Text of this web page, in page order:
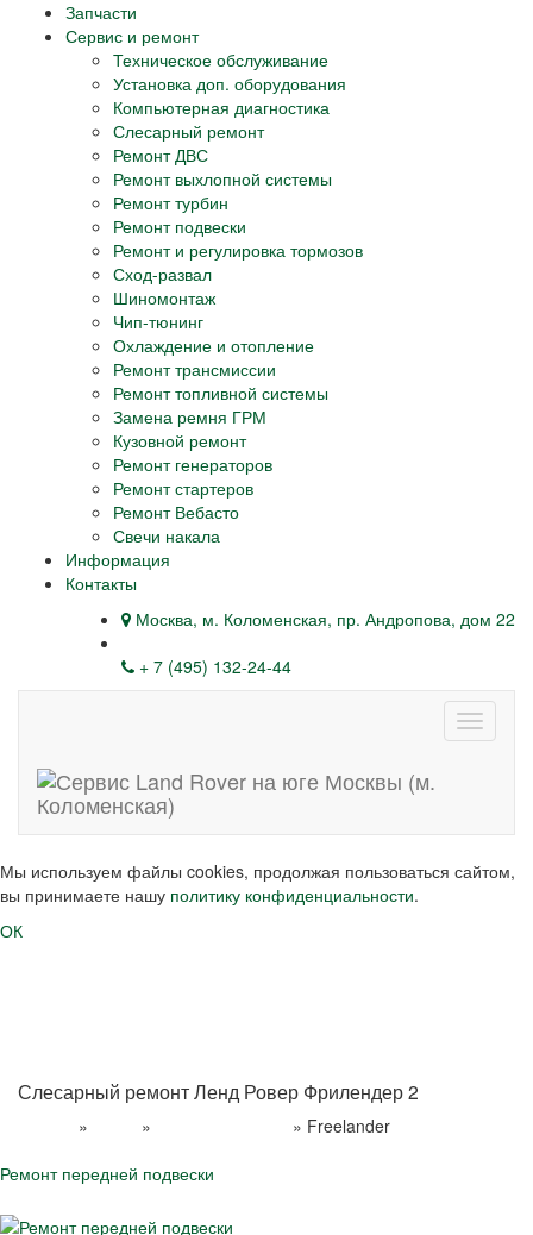
Запчасти
Сервис и ремонт
Техническое обслуживание
Установка доп. оборудования
Компьютерная диагностика
Слесарный ремонт
Ремонт ДВС
Ремонт выхлопной системы
Ремонт турбин
Ремонт подвески
Ремонт и регулировка тормозов
Сход-развал
Шиномонтаж
Чип-тюнинг
Охлаждение и отопление
Ремонт трансмиссии
Ремонт топливной системы
Замена ремня ГРМ
Кузовной ремонт
Ремонт генераторов
Ремонт стартеров
Ремонт Вебасто
Свечи накала
Информация
Контакты
Москва, м. Коломенская, пр. Андропова, дом 22
+ 7 (495) 132-24-44
Мы используем файлы cookies, продолжая пользоваться сайтом,
вы принимаете нашу политику конфиденциальности.
ОК
Слесарный ремонт Ленд Ровер Фрилендер 2
» » » Freelander
Ремонт передней подвески